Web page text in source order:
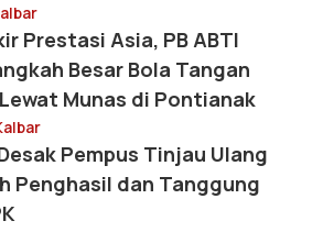
Prestasi Asia, PB ABTI
Besar Bola Tangan
Munas di Pontianak
Pempus Tinjau Ulang
Penghasil dan Tanggung